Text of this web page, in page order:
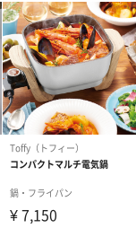
ティング）
ンのメッセージカ
する場合がありま